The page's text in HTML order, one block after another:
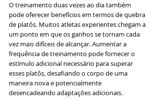
O treinamento duas vezes ao dia também
pode oferecer benefícios em termos de quebra
de platôs. Muitos atletas experientes chegam a
um ponto em que os ganhos se tornam cada
vez mais difíceis de alcançar. Aumentar a
frequência de treinamento pode fornecer o
estímulo adicional necessário para superar
esses platôs, desafiando o corpo de uma
maneira nova e potencialmente
desencadeando adaptações adicionais.